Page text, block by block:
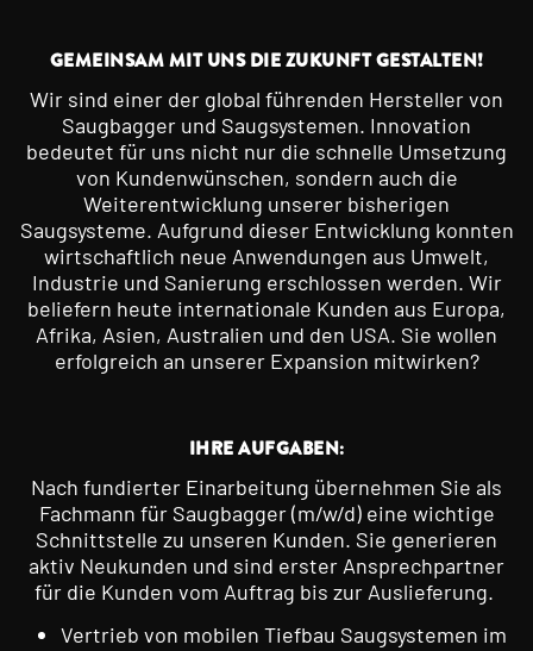
GEMEINSAM MIT UNS DIE ZUKUNFT GESTALTEN!
Wir sind einer der global führenden Hersteller von
Saugbagger und Saugsystemen. Innovation
bedeutet für uns nicht nur die schnelle Umsetzung
von Kundenwünschen, sondern auch die
Weiterentwicklung unserer bisherigen
Saugsysteme. Aufgrund dieser Entwicklung konnten
wirtschaftlich neue Anwendungen aus Umwelt,
Industrie und Sanierung erschlossen werden. Wir
beliefern heute internationale Kunden aus Europa,
Afrika, Asien, Australien und den USA. Sie wollen
erfolgreich an unserer Expansion mitwirken?
IHRE AUFGABEN:
Nach fundierter Einarbeitung übernehmen Sie als
Fachmann für Saugbagger (m/w/d) eine wichtige
Schnittstelle zu unseren Kunden. Sie generieren
aktiv Neukunden und sind erster Ansprechpartner
für die Kunden vom Auftrag bis zur Auslieferung.
Vertrieb von mobilen Tiefbau Saugsystemen im